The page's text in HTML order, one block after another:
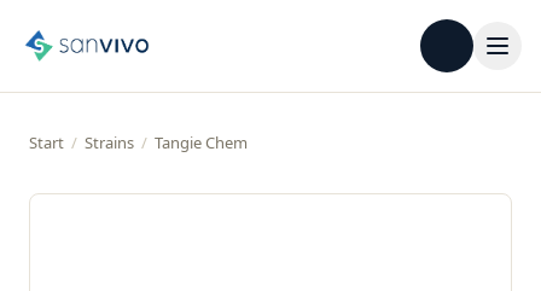
Start / Strains / Tangie Chem